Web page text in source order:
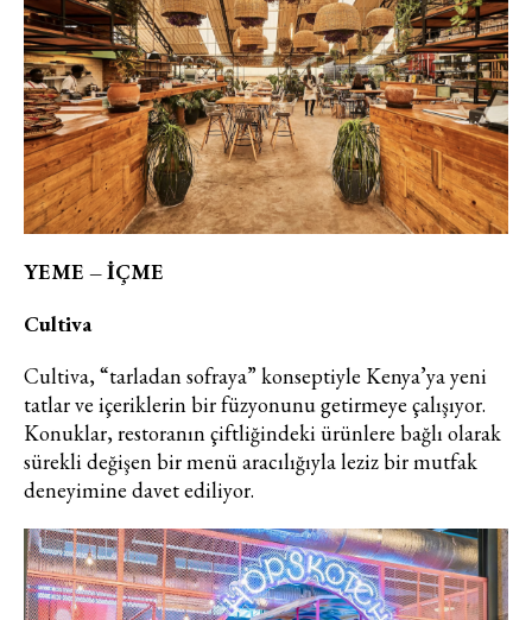
Moda dünyasında neler oluyor? Yeni
fikirler, öne çıkan koleksiyonlar, en
vogue trendler, ünlülerden güzelllik
sırları ve en popüler partilerden
haberdar olmak için haftalık e-
YEME – İÇME
Cultiva
Cultiva, “tarladan sofraya” konseptiyle Kenya’ya yeni
tatlar ve içeriklerin bir füzyonunu getirmeye çalışıyor.
Konuklar, restoranın çiftliğindeki ürünlere bağlı olarak
sürekli değişen bir menü aracılığıyla leziz bir mutfak
deneyimine davet ediliyor.